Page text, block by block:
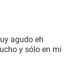
agudo eh
y sólo en mi